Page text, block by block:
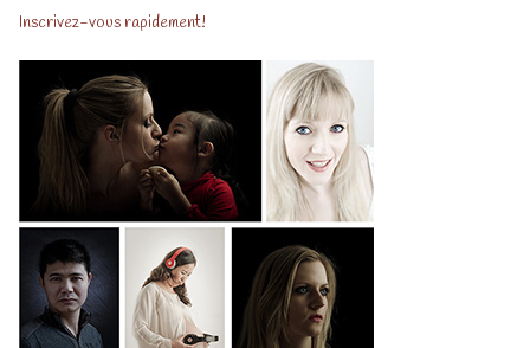
Inscrivez-vous rapidement!